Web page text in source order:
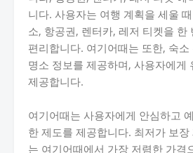
니다. 사용자는 여행 계획을 세울
소, 항공권, 렌터카, 레저 티켓을 한
편리합니다. 여기어때는 또한, 숙
명소 정보를 제공하며, 사용자에게
제공합니다.
여기어때는 사용자에게 안심하고
한 제도를 제공합니다. 최저가 보
는 여기어때에서 가장 저렴한 가격